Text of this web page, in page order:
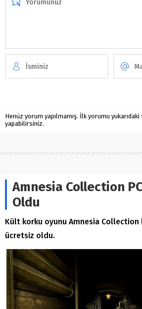
Henüz yorum yapılmamış. İlk yorumu yukarıdaki
yapabilirsiniz.
Amnesia Collection
Oldu
Kült korku oyunu Amnesia Collection
ücretsiz oldu.